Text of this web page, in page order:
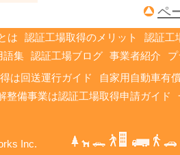
ペ
は 認証工場取得のメリット
認証工
語集 認証工場ブログ 事業者紹介
は回送運行ガイド
自家用自動車有
整備事業は認証工場取得申請ガイド
Inc.